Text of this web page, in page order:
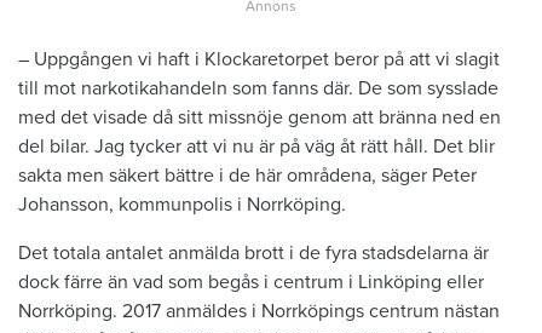
– Uppgången vi haft i Klockaretorpet beror på att vi slagit
till mot narkotikahandeln som fanns där. De som sysslade
med det visade då sitt missnöje genom att bränna ned en
del bilar. Jag tycker att vi nu är på väg åt rätt håll. Det blir
sakta men säkert bättre i de här områdena, säger Peter
Johansson, kommunpolis i Norrköping.
Det totala antalet anmälda brott i de fyra stadsdelarna är
dock färre än vad som begås i centrum i Linköping eller
Norrköping. 2017 anmäldes i Norrköpings centrum nästan